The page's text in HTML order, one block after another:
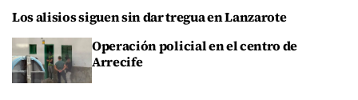
Los alisios siguen sin dar tregua en Lanzarote
Operación policial en el centro de
Arrecife